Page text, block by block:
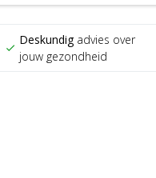
check
Deskundigadvies over
jouw gezondheid